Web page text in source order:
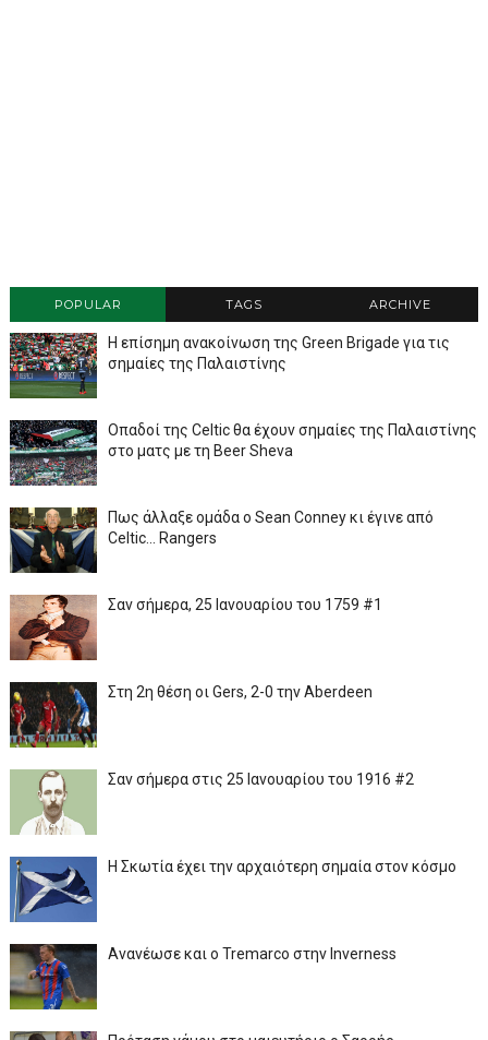
POPULAR TAGS ARCHIVE
Η επίσημη ανακοίνωση της Green Brigade για τις
σημαίες της Παλαιστίνης
Οπαδοί της Celtic θα έχουν σημαίες της Παλαιστίνης
στο ματς με τη Beer Sheva
Πως άλλαξε ομάδα ο Sean Conney κι έγινε από
Celtic... Rangers
Σαν σήμερα, 25 Ιανουαρίου του 1759 #1
Στη 2η θέση οι Gers, 2-0 την Aberdeen
Σαν σήμερα στις 25 Ιανουαρίου του 1916 #2
Η Σκωτία έχει την αρχαιότερη σημαία στον κόσμο
Ανανέωσε και ο Tremarco στην Inverness